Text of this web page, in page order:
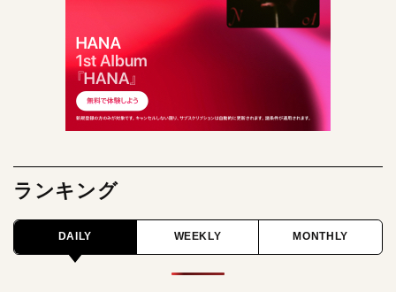
ランキング
DAILY WEEKLY MONTHLY